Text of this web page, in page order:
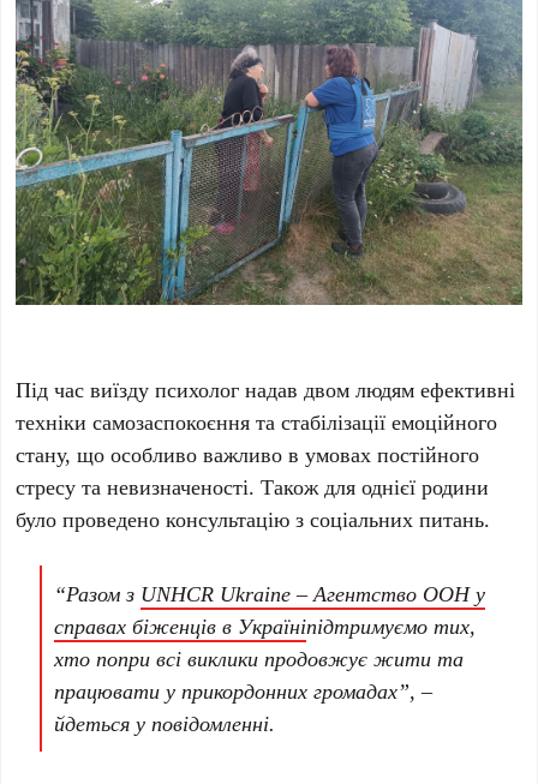
Під час виїзду психолог надав двом людям ефективні
техніки самозаспокоєння та стабілізації емоційного
стану, що особливо важливо в умовах постійного
стресу та невизначеності. Також для однієї родини
було проведено консультацію з соціальних питань.
“Разом з UNHCR Ukraine – Aгентство ООН у
справах біженців в Україніпідтримуємо тих,
хто попри всі виклики продовжує жити та
працювати у прикордонних громадах”, –
йдеться у повідомленні.